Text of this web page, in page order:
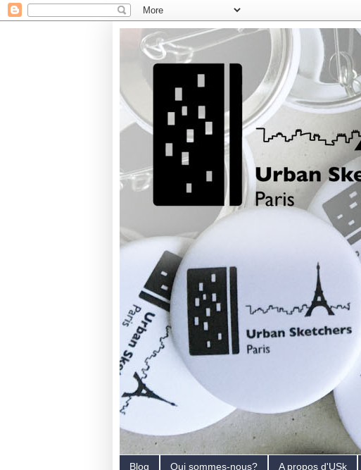
Blog Qui sommes-nous? A propos d'USk